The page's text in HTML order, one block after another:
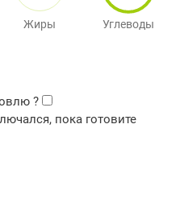
Жиры Углеводы